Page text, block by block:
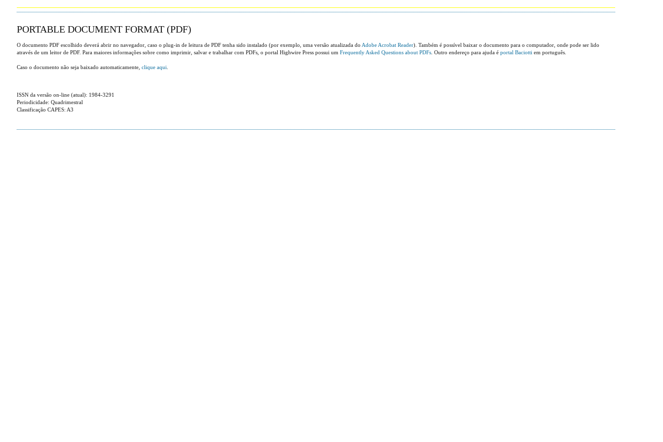
PORTABLE DOCUMENT FORMAT (PDF)
O documento PDF escolhido deverá abrir no navegador, caso o plug-in de leitura de PDF tenha sido instalado (por exemplo, uma versão atualizada do Adobe Acrobat Reader). Também é possível baixar o documento para o computador, onde pode ser lido
através de um leitor de PDF. Para maiores informações sobre como imprimir, salvar e trabalhar com PDFs, o portal Highwire Press possui um Frequently Asked Questions about PDFs. Outro endereço para ajuda é portal Baciotti em português.
Caso o documento não seja baixado automaticamente, clique aqui
ISSN da versão on-line (atual): 1984-3291
Periodicidade: Quadrimestral
Classificação CAPES: A3